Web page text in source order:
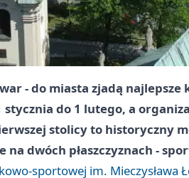
- do miasta zjadą
stycznia do 1 lutego, a
stolicy to historyczny
dwóch płaszczyznach -
sportowej im. Mieczysława